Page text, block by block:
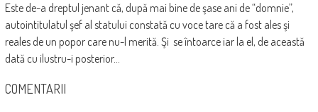
Este de-a dreptul jenant că, după mai bine de şase ani de “domnie”,
autointitulatul şef al statului constată cu voce tare că a fost ales şi
reales de un popor care nu-l merită. Şi se întoarce iar la el, de această
dată cu ilustru-i posterior…
COMENTARII